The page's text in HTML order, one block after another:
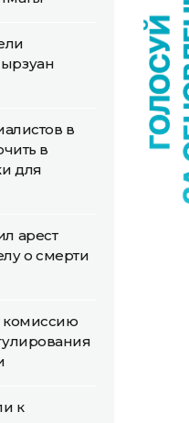
в
в
для
арест
о смерти
комиссию
к